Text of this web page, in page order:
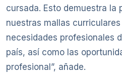
cursada. Esto demuestra la
nuestras mallas
necesidades profesionales
país, así como las
profesional”, añade.